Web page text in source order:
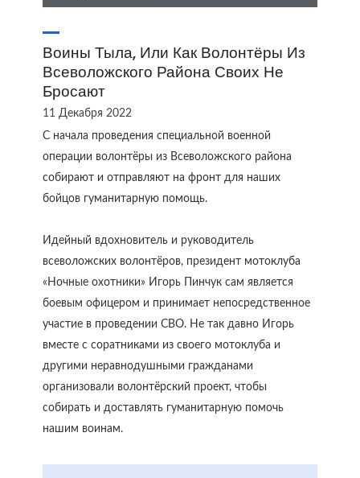
Воины Тыла, Или Как Волонтёры Из
Всеволожского Района Своих Не
Бросают
11 Декабря 2022
С начала проведения специальной военной
операции волонтёры из Всеволожского района
собирают и отправляют на фронт для наших
бойцов гуманитарную помощь.
Идейный вдохновитель и руководитель
всеволожских волонтёров, президент мотоклуба
«Ночные охотники» Игорь Пинчук сам является
боевым офицером и принимает непосредственное
участие в проведении СВО. Не так давно Игорь
вместе с соратниками из своего мотоклуба и
другими неравнодушными гражданами
организовали волонтёрский проект, чтобы
собирать и доставлять гуманитарную помочь
нашим воинам.